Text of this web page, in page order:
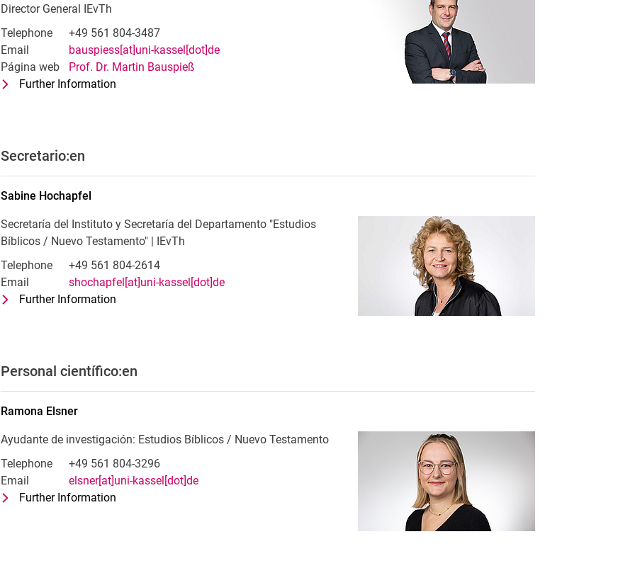
Director General IEvTh
Telephone
+49 561 804-3487
Email
bauspiess[at]uni-kassel[dot]de
Página web
Prof. Dr. Martin Bauspieß
Further Information
Secretario:en
Sabine Hochapfel
Secretaría del Instituto y Secretaría del Departamento "Estudios
Bíblicos / Nuevo Testamento" | IEvTh
Telephone
+49 561 804-2614
Email
shochapfel[at]uni-kassel[dot]de
Further Information
Secretaría del Instituto y Secretaría del Departamento "Estudios Bíblicos / Nuevo Testamento" |
Personal científico:en
Ramona Elsner
Ayudante de investigación: Estudios Bíblicos / Nuevo Testamento
Telephone
+49 561 804-3296
Email
elsner[at]uni-kassel[dot]de
Further Information
Ayudante de investigación: Estudios Bíblicos / Nuevo Testamento